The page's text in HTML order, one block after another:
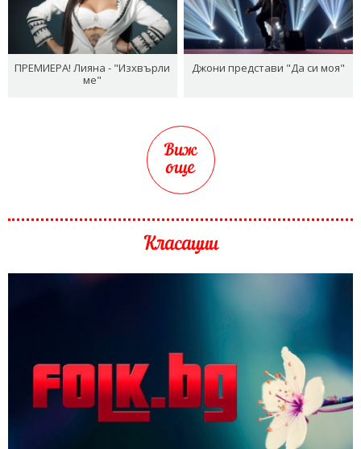
ПРЕМИЕРА! Лияна - "Изхвърли
ме"
Джони представи "Да си моя"
Виж
още
Класации